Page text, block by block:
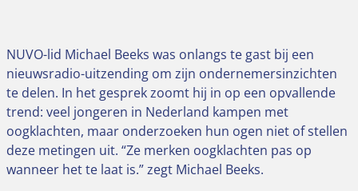
NUVO-lid Michael Beeks was onlangs te gast bij een
nieuwsradio-uitzending om zijn ondernemersinzichten
te delen. In het gesprek zoomt hij in op een opvallende
trend: veel jongeren in Nederland kampen met
oogklachten, maar onderzoeken hun ogen niet of stellen
deze metingen uit. “Ze merken oogklachten pas op
wanneer het te laat is.” zegt Michael Beeks.